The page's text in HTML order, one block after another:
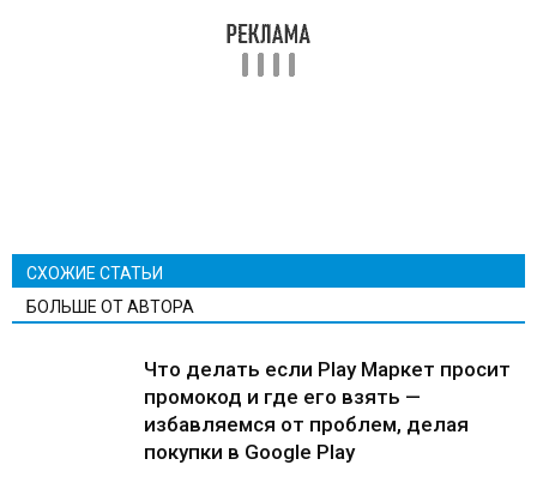
СХОЖИЕ СТАТЬИ
БОЛЬШЕ ОТ АВТОРА
Что делать если Play Маркет просит
промокод и где его взять —
избавляемся от проблем, делая
покупки в Google Play